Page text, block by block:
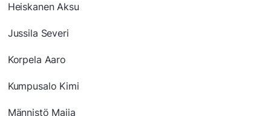
Heiskanen Aksu
Jussila Severi
Korpela Aaro
Kumpusalo Kimi
Männistö Maija